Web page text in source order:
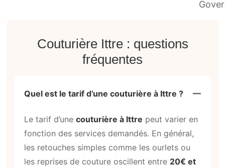
Couturière Ittre : questions
fréquentes
Quel est le tarif d’une couturière à Ittre ?
Le tarif d’une couturière à Ittre peut varier en
fonction des services demandés. En général,
les retouches simples comme les ourlets ou
les reprises de couture oscillent entre 20€ et